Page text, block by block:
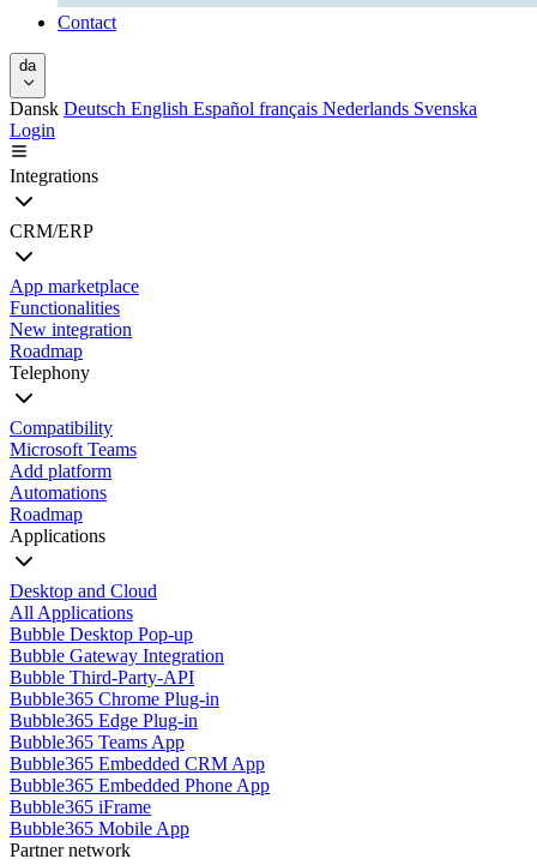
Contact
da
Dansk Deutsch English Español français Nederlands Svenska
Login
Integrations
CRM/ERP
App marketplace
Functionalities
New integration
Roadmap
Telephony
Compatibility
Microsoft Teams
Add platform
Automations
Roadmap
Applications
Desktop and Cloud
All Applications
Bubble Desktop Pop-up
Bubble Gateway Integration
Bubble Third-Party-API
Bubble365 Chrome Plug-in
Bubble365 Edge Plug-in
Bubble365 Teams App
Bubble365 Embedded CRM App
Bubble365 Embedded Phone App
Bubble365 iFrame
Bubble365 Mobile App
Partner network